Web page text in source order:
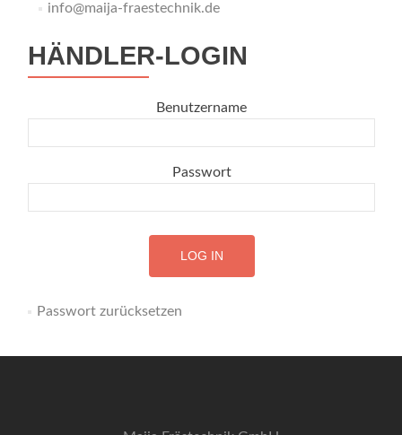
info@maija-fraestechnik.de
HÄNDLER-LOGIN
Benutzername
Passwort
Passwort zurücksetzen